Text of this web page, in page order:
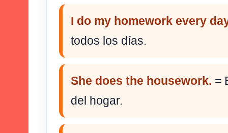
I do my homework every
todos los días.
She does the housework. =
del hogar.